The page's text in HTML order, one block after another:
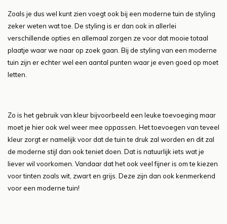
Zoals je dus wel kunt zien voegt ook bij een moderne tuin de styling
zeker weten wat toe. De styling is er dan ook in allerlei
verschillende opties en allemaal zorgen ze voor dat mooie totaal
plaatje waar we naar op zoek gaan. Bij de styling van een moderne
tuin zijn er echter wel een aantal punten waar je even goed op moet
letten.
Zo is het gebruik van kleur bijvoorbeeld een leuke toevoeging maar
moet je hier ook wel weer mee oppassen. Het toevoegen van teveel
kleur zorgt er namelijk voor dat de tuin te druk zal worden en dit zal
de moderne stijl dan ook teniet doen. Dat is natuurlijk iets wat je
liever wil voorkomen. Vandaar dat het ook veel fijner is om te kiezen
voor tinten zoals wit, zwart en grijs. Deze zijn dan ook kenmerkend
voor een moderne tuin!